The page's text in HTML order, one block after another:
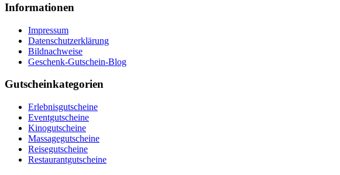
Informationen
Impressum
Datenschutzerklärung
Bildnachweise
Geschenk-Gutschein-Blog
Gutscheinkategorien
Erlebnisgutscheine
Eventgutscheine
Kinogutscheine
Massagegutscheine
Reisegutscheine
Restaurantgutscheine